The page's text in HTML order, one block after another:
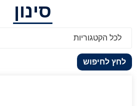
סינון
לכל הקטגוריות
לחץ לחיפוש